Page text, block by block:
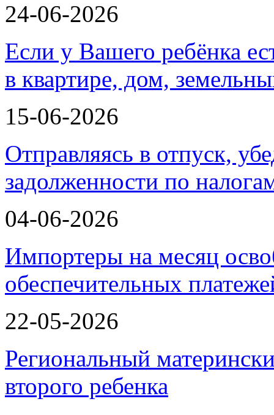
24-06-2026
Если у Вашего ребёнка
в квартире, дом,
15-06-2026
Отправляясь в отпуск,
задолженности по
04-06-2026
Импортеры на месяц
обеспечительных
22-05-2026
Региональный
второго ребенка